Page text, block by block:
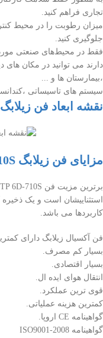
تجاری فراهم کنید.
میزان رطوبت را در محیط
جلوگیری کنید.
فقط در محیط‌های صنعتی مورد
دارند می توانید در مکان های
،بیمارستان ها و ...
سیستم های تاسیساتی
نقشه ابعاد فن زیلابگ FTP 6D-710S
مزایای فن زیلابگ FTP 6D-710S
استثناییشان است و یک
کاربردها می باشد.
فن آکسیال زیلابگ دارای
بسیار کم مصرف.
بسیار اقتصادی.
انتقال هوای ایده ال.
قوی ترین عملکرد.
کمترین هزینه عملیاتی.
گواهینامه CE اروپا.
گواهینامه ISO9001-2008